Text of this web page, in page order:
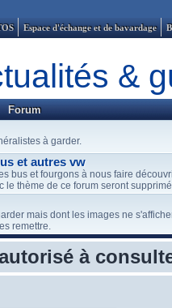
Espace d'échange et de bavardage
&
Forum
à garder.
et autres vw
bus et fourgons à nous faire
le thème de ce forum seront
mais dont les images ne
remettre.
à